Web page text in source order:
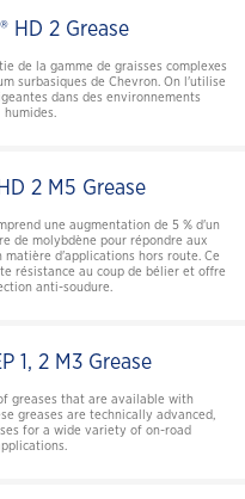
HD 2 Grease
de la gamme de graisses complexes
surbasiques de Chevron. On l'utilise
dans des environnements
humides.
2 M5 Grease
une augmentation de 5 % d'un
de molybdène pour répondre aux
matière d'applications hors route. Ce
résistance au coup de bélier et offre
anti-soudure.
1, 2 M3 Grease
greases that are available with
greases are technically advanced,
for a wide variety of on-road